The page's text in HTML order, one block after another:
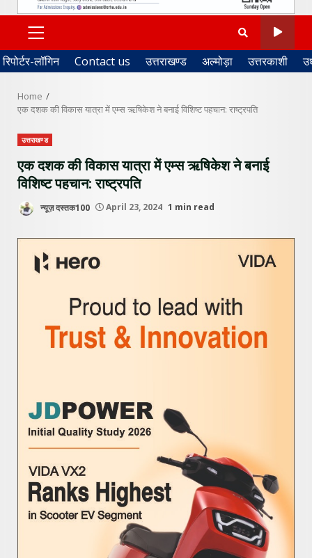
PRIMARY
MENU
रिपोर्टर-लॉगिन Contact us उत्तराखण्ड अल्मोड़ा उत्तरकाशी
Home
एक दशक की विकास यात्रा में एम्स ऋषिकेश ने बनाई विशिष्ट पहचान: राष्ट्रपति
उत्तराखण्ड
एक दशक की विकास यात्रा में एम्स ऋषिकेश ने बनाई
विशिष्ट पहचान: राष्ट्रपति
न्यूज़ दस्तक100 April 23, 2024 1 min read